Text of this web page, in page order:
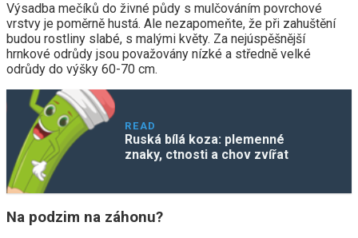
Výsadba mečíků do živné půdy s mulčováním povrchové
vrstvy je poměrně hustá. Ale nezapomeňte, že při zahuštění
budou rostliny slabé, s malými květy. Za nejúspěšnější
hrnkové odrůdy jsou považovány nízké a středně velké
odrůdy do výšky 60-70 cm.
READ
Ruská bílá koza: plemenné
znaky, ctnosti a chov zvířat
Na podzim na záhonu?